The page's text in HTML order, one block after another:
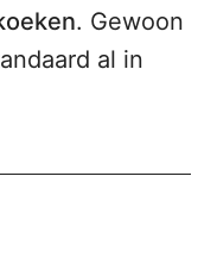
. Gewoon
al in